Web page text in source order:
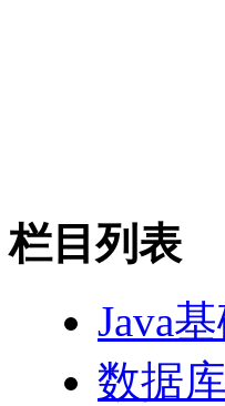
栏目列表
Java
数据